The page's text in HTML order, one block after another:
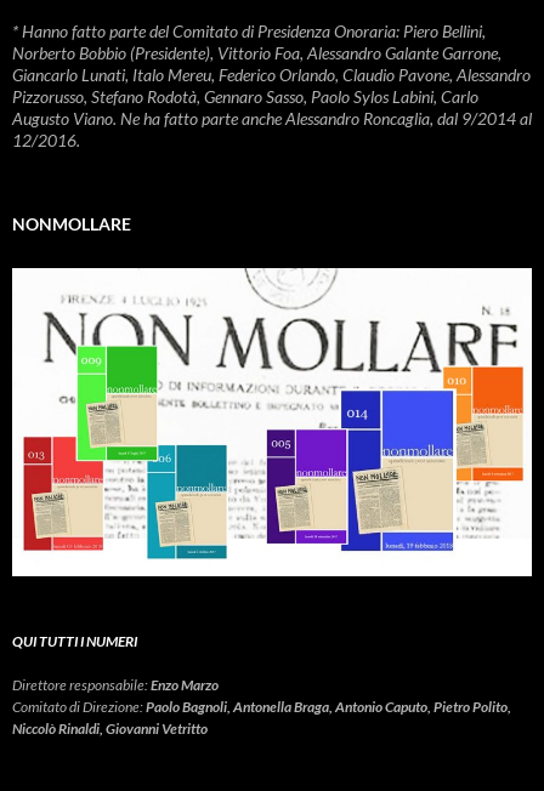
* Hanno fatto parte del Comitato di Presidenza Onoraria: Piero Bellini,
Norberto Bobbio (Presidente), Vittorio Foa, Alessandro Galante Garrone,
Giancarlo Lunati, Italo Mereu, Federico Orlando, Claudio Pavone, Alessandro
Pizzorusso, Stefano Rodotà, Gennaro Sasso, Paolo Sylos Labini, Carlo
Augusto Viano. Ne ha fatto parte anche Alessandro Roncaglia, dal 9/2014 al
12/2016.
NONMOLLARE
QUI TUTTI I NUMERI
Direttore responsabile:Enzo Marzo
Comitato di Direzione:Paolo Bagnoli, Antonella Braga, Antonio Caputo, Pietro Polito,
Niccolò Rinaldi, Giovanni Vetritto